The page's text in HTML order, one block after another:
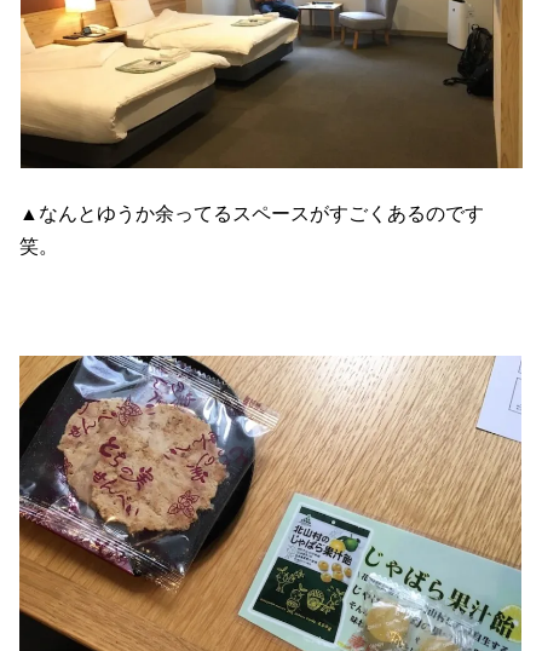
▲なんとゆうか余ってるスペースがすごくあるのです
笑。